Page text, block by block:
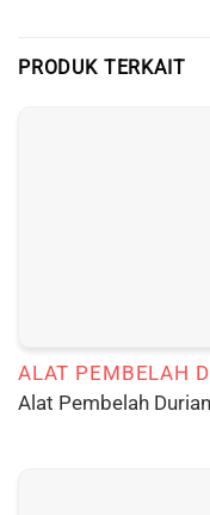
PRODUK TERKAIT
Alat Pembelah